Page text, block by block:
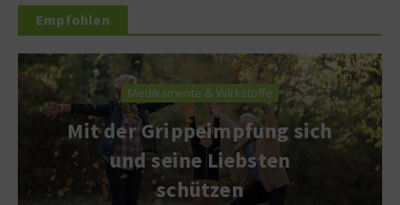
Empfohlen
Medikamente & Wirkstoffe
Mit der Grippeimpfung sich
und seine Liebsten
schützen